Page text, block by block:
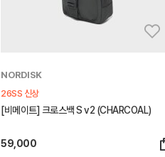
NORDISK
26SS 신상
[비메이트] 크로스백 S v2 (CHARCOAL)
59,000